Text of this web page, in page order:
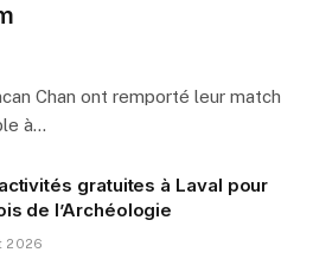
Chan ont remporté leur match
à…
gratuites à Laval pour
de l’Archéologie
2026